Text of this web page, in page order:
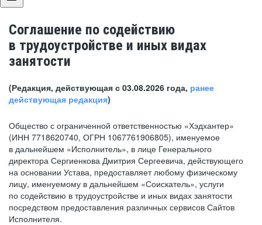
Соглашение по содействию
в трудоустройстве и иных видах
занятости
(Редакция, действующая с 03.08.2026 года, ранее
действующая редакция)
Общество с ограниченной ответственностью «Хэдхантер»
(ИНН 7718620740, ОГРН 1067761906805), именуемое
в дальнейшем «Исполнитель», в лице Генерального
директора Сергиенкова Дмитрия Сергеевича, действующего
на основании Устава, предоставляет любому физическому
лицу, именуемому в дальнейшем «Соискатель», услуги
по содействию в трудоустройстве и иных видах занятости
посредством предоставления различных сервисов Сайтов
Исполнителя.